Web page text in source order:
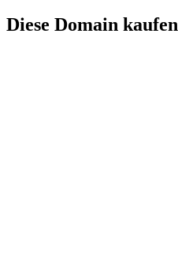
Diese Domain kaufen